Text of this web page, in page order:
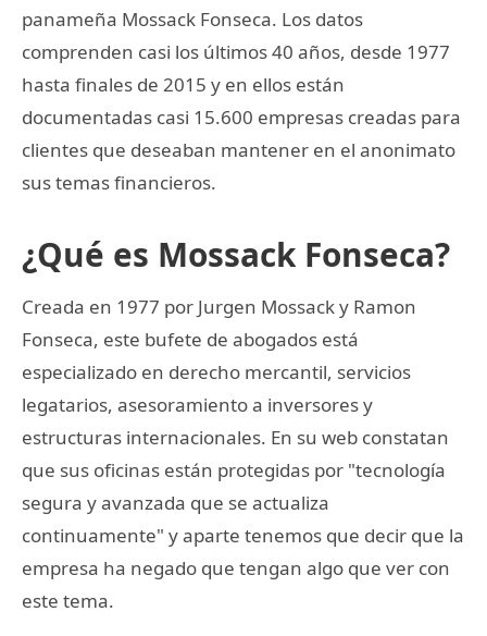
panameña Mossack Fonseca. Los datos
comprenden casi los últimos 40 años, desde 1977
hasta finales de 2015 y en ellos están
documentadas casi 15.600 empresas creadas para
clientes que deseaban mantener en el anonimato
sus temas financieros.
¿Qué es Mossack Fonseca?
Creada en 1977 por Jurgen Mossack y Ramon
Fonseca, este bufete de abogados está
especializado en derecho mercantil, servicios
legatarios, asesoramiento a inversores y
estructuras internacionales. En su web constatan
que sus oficinas están protegidas por "tecnología
segura y avanzada que se actualiza
continuamente" y aparte tenemos que decir que la
empresa ha negado que tengan algo que ver con
este tema.